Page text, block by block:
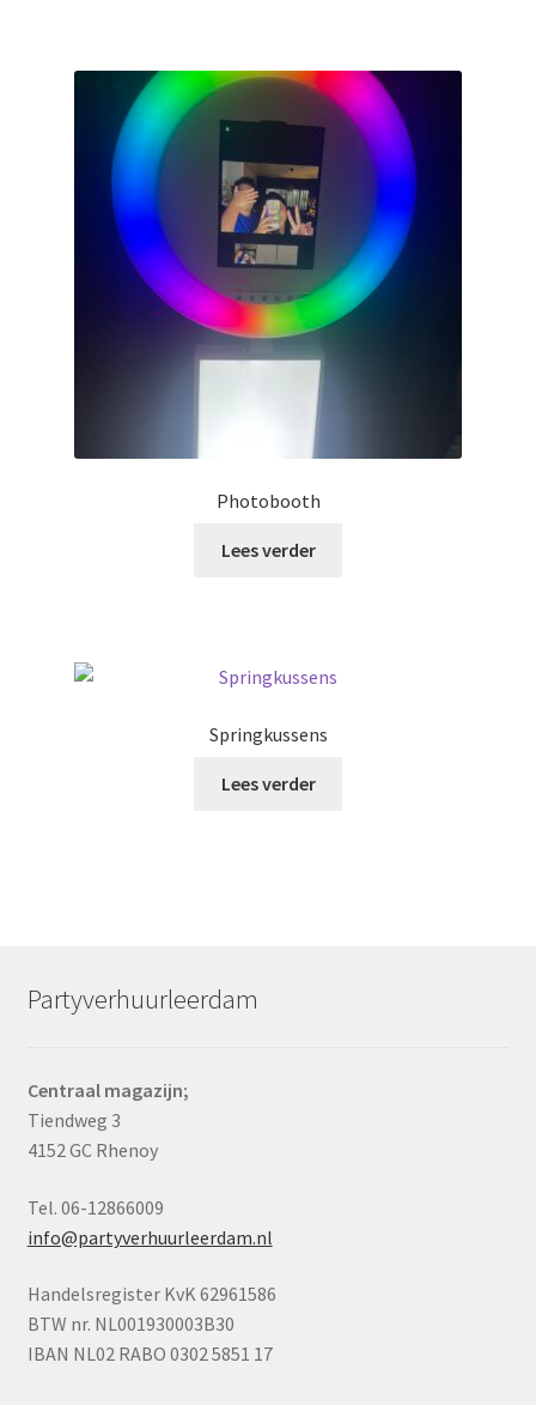
Photobooth
Lees verder
Springkussens
Lees verder
Partyverhuurleerdam
Centraal magazijn;
Tiendweg 3
4152 GC Rhenoy
Tel. 06-12866009
info@partyverhuurleerdam.nl
Handelsregister KvK 62961586
BTW nr. NL001930003B30
IBAN NL02 RABO 0302 5851 17